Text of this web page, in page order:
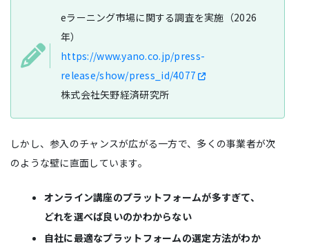
eラーニング市場に関する調査を実施（2026
年）
https://www.yano.co.jp/press-
release/show/press_id/4077
株式会社矢野経済研究所
しかし、参入のチャンスが広がる一方で、多くの事業者が次
のような壁に直面しています。
オンライン講座のプラットフォームが多すぎて、
どれを選べば良いのかわからない
自社に最適なプラットフォームの選定方法がわか